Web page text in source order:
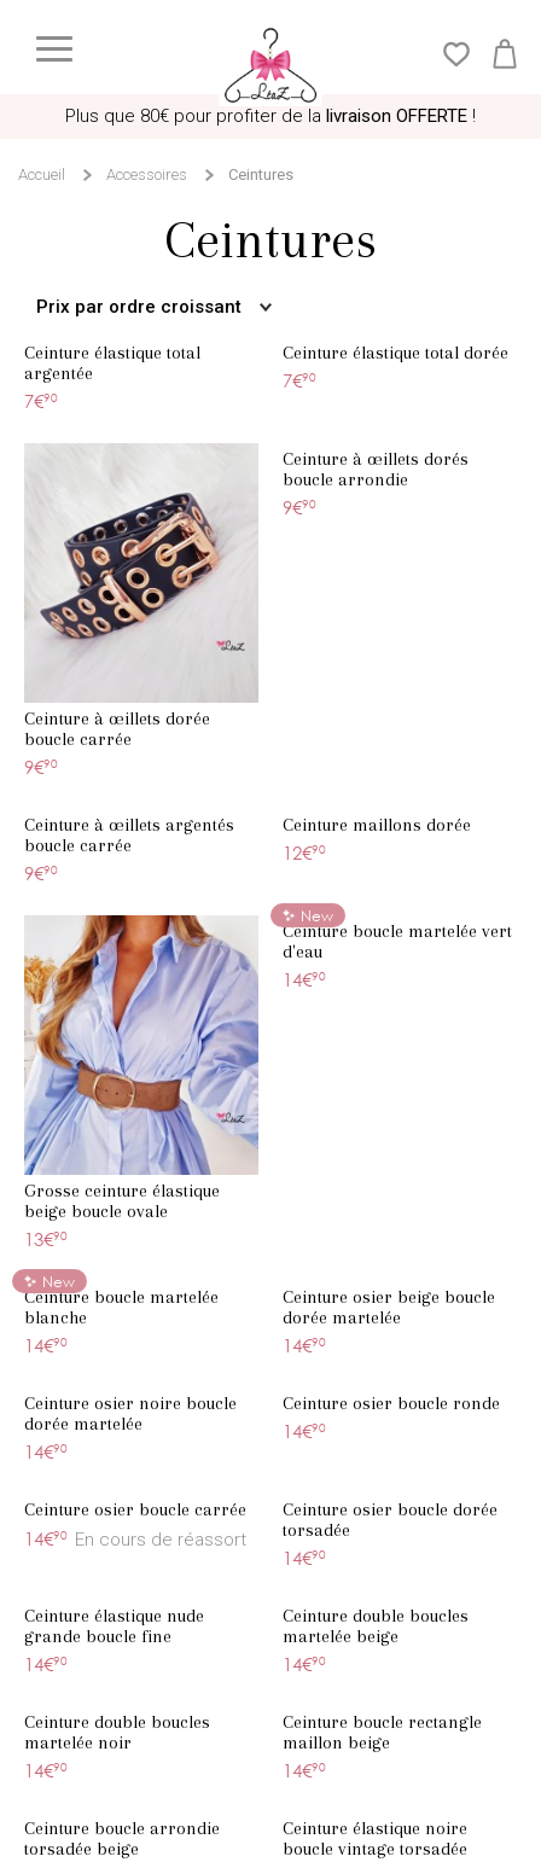
Plus que 80€ pour profiter de la livraison OFFERTE !
Accueil Accessoires Ceintures
Ceintures
Prix par ordre croissant
Ceinture élastique total
argentée
7€90
Ceinture élastique total dorée
7€90
Ceinture à œillets dorée
boucle carrée
9€90
Ceinture à œillets dorés
boucle arrondie
9€90
Ceinture à œillets argentés
boucle carrée
9€90
Ceinture maillons dorée
12€90
Grosse ceinture élastique
beige boucle ovale
13€90
New
Ceinture boucle martelée vert
d'eau
14€90
New
Ceinture boucle martelée
blanche
14€90
Ceinture osier beige boucle
dorée martelée
14€90
Ceinture osier noire boucle
dorée martelée
14€90
Ceinture osier boucle ronde
14€90
Ceinture osier boucle carrée
14€90 En cours de réassort
Ceinture osier boucle dorée
torsadée
14€90
Ceinture élastique nude
grande boucle fine
14€90
Ceinture double boucles
martelée beige
14€90
Ceinture double boucles
martelée noir
14€90
Ceinture boucle rectangle
maillon beige
14€90
Ceinture boucle arrondie
torsadée beige
Ceinture élastique noire
boucle vintage torsadée